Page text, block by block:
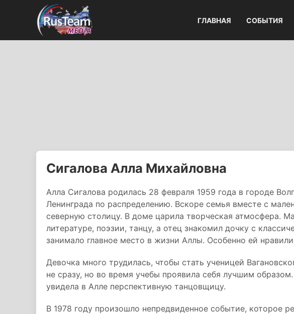
ГЛАВНАЯ СОБЫТИЯ
Сигалова Алла Михайловна
Алла Сигалова родилась 28 февраля 1959 года в городе
Ленинграда по распределению. Вскоре семья вместе с
северную столицу. В доме царила творческая атмосфера.
литературе, поэзии, танцу, а отец знакомил дочку с
занимало главное место в жизни Аллы. Особенно ей
Девочка много трудилась, чтобы стать ученицей
не сразу, но во время учебы проявила себя лучшим
увидела в Алле перспективную танцовщицу.
В 1978 году произошло непредвиденное событие, которое